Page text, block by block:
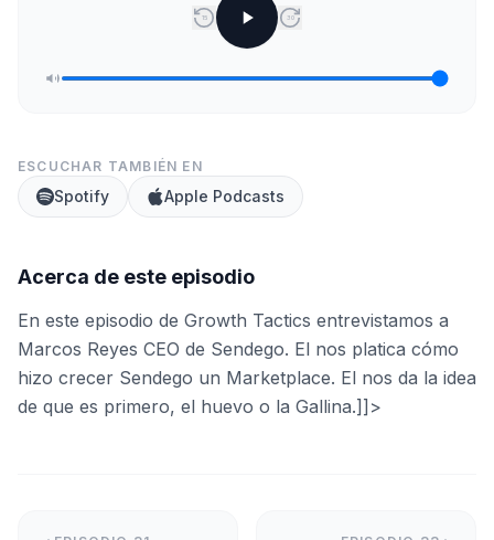
15 30
ESCUCHAR TAMBIÉN EN
Spotify Apple Podcasts
Acerca de este episodio
En este episodio de Growth Tactics entrevistamos a
Marcos Reyes CEO de Sendego. El nos platica cómo
hizo crecer Sendego un Marketplace. El nos da la idea
de que es primero, el huevo o la Gallina.]]>